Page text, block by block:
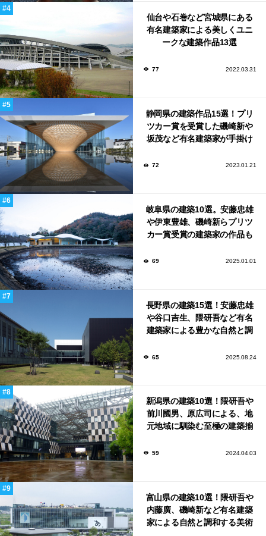
仙台や石巻など宮城県にある
有名建築家による美しくユニ
ークな建築作品13選
77 2022.03.31
静岡県の建築作品15選！プリ
ツカー賞を受賞した磯崎新や
坂茂など有名建築家が手掛け
72 2023.01.21
岐阜県の建築10選。安藤忠雄
や伊東豊雄、磯崎新らプリツ
カー賞受賞の建築家の作品も
69 2025.01.01
長野県の建築15選！安藤忠雄
や谷口吉生、隈研吾など有名
建築家による豊かな自然と調
65 2025.08.24
新潟県の建築10選！隈研吾や
前川國男、原広司による、地
元地域に馴染む至極の建築揃
59 2024.04.03
富山県の建築10選！隈研吾や
内藤廣、磯崎新など有名建築
家による自然と調和する美術